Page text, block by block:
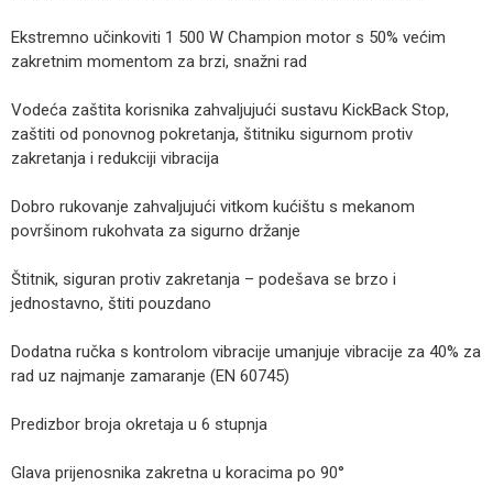
Ekstremno učinkoviti 1 500 W Champion motor s 50% većim
zakretnim momentom za brzi, snažni rad
Vodeća zaštita korisnika zahvaljujući sustavu KickBack Stop,
zaštiti od ponovnog pokretanja, štitniku sigurnom protiv
zakretanja i redukciji vibracija
Dobro rukovanje zahvaljujući vitkom kućištu s mekanom
površinom rukohvata za sigurno držanje
Štitnik, siguran protiv zakretanja – podešava se brzo i
jednostavno, štiti pouzdano
Dodatna ručka s kontrolom vibracije umanjuje vibracije za 40% za
rad uz najmanje zamaranje (EN 60745)
Predizbor broja okretaja u 6 stupnja
Glava prijenosnika zakretna u koracima po 90°